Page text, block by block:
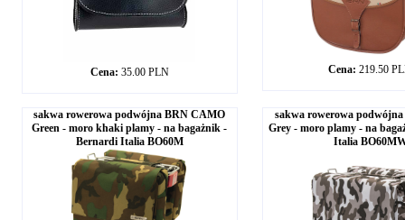
Cena: 35.00 PLN Cena: 219.50
sakwa rowerowa podwójna BRN CAMO
Green - moro khaki plamy - na bagażnik -
Bernardi Italia BO60M
sakwa rowerowa
Grey - moro plamy - na
Italia